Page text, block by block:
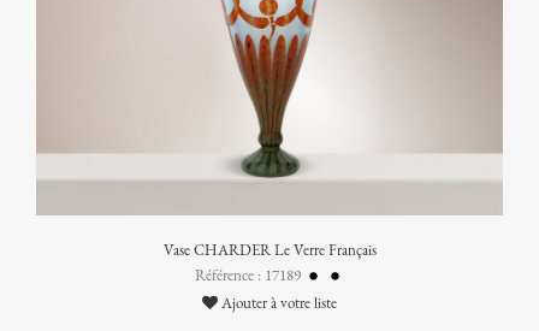
Vase CHARDER Le Verre Français
Référence : 17189
Ajouter à votre liste